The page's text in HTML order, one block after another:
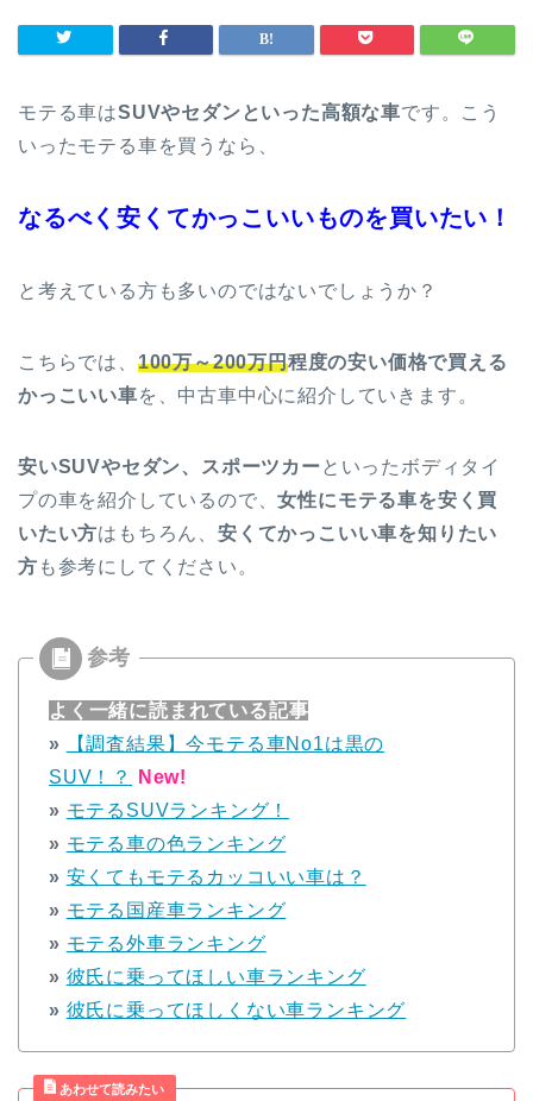
モテる車はSUVやセダンといった高額な車です。こう
いったモテる車を買うなら、
なるべく安くてかっこいいものを買いたい！
と考えている方も多いのではないでしょうか？
こちらでは、 100万～200万円程度の安い価格で買える
かっこいい車を、中古車中心に紹介していきます。
安いSUVやセダン、スポーツカー といったボディタイ
プの車を紹介しているので、女性にモテる車を安く買
いたい方はもちろん、安くてかっこいい車を知りたい
方 も参考にしてください。
よく一緒に読まれている記事
»
【調査結果】今モテる車No1は黒の
SUV！？
New!
» モテるSUVランキング！
» モテる車の色ランキング
» 安くてもモテるカッコいい車は？
» モテる国産車ランキング
» モテる外車ランキング
» 彼氏に乗ってほしい車ランキング
» 彼氏に乗ってほしくない車ランキング